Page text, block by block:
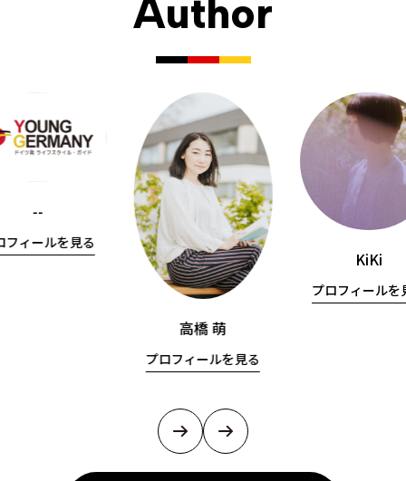
Author
--
フィールを見る
高橋 萌
プロフィールを見る
KiKi
プロフィールを